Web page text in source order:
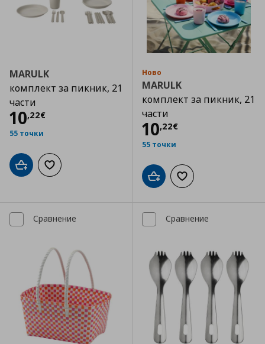
MARULK
комплект за пикник, 21
части
10,22€
Цена
55 точки
Добави в кошницата
Добави към списъка с любими
Ново
MARULK
комплект за пикник, 21
части
10,22€
Цена
55 точки
Добави в кошницата
Добави към
Сравнение Сравнение